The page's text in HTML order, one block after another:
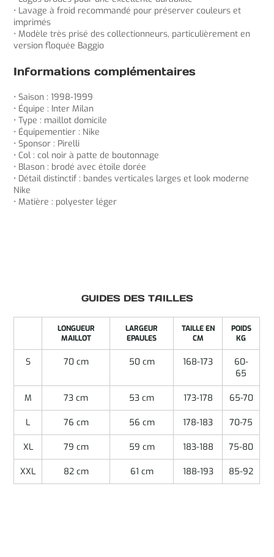
• Lavage à froid recommandé pour préserver couleurs et
imprimés
• Modèle très prisé des collectionneurs, particulièrement en
version floquée Baggio
Informations complémentaires
• Saison : 1998-1999
• Équipe : Inter Milan
• Type : maillot domicile
• Équipementier : Nike
• Sponsor : Pirelli
• Col : col noir à patte de boutonnage
• Blason : brodé avec étoile dorée
• Détail distinctif : bandes verticales larges et look moderne
Nike
• Matière : polyester léger
GUIDES DES TAILLES
LONGUEUR
MAILLOT
LARGEUR
EPAULES
TAILLE EN
CM
POIDS
KG
S 70 cm 50 cm 168-173
60-
65
M 73 cm 53 cm 173-178 65-70
L 76 cm 56 cm 178-183 70-75
XL 79 cm 59 cm 183-188 75-80
XXL 82 cm 61 cm 188-193 85-92